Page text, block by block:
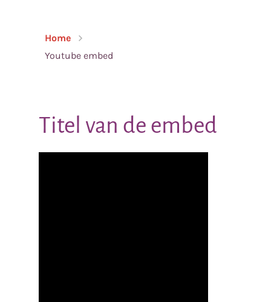
Home
Youtube embed
Titel van de embed